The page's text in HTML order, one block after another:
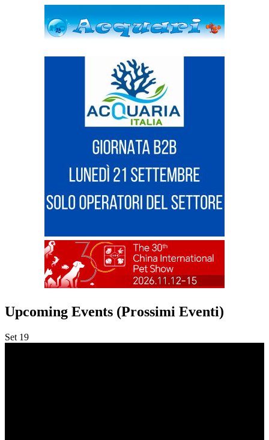
Upcoming Events (Prossimi Eventi)
Set 19